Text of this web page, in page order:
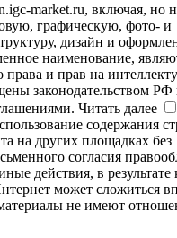
market.ru, включая, но
графическую, фото- и
дизайн и
наименование,
права и прав на
законодательством РФ
Читать далее
содержания
на других площадках без
согласия
действия, в результате
может сложиться
не имеют